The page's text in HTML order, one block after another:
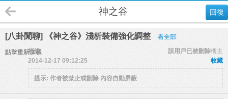
回復
神之谷
[八卦閒聊] 《神之谷》淺析裝備強化調整 看全部
點擊重新加載 樓主
糊塗
該用戶已被刪除
收藏
2014-12-17 09:12:25
提示: 作者被禁止或刪除 內容自動屏蔽